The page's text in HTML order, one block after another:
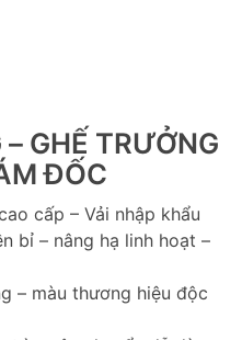
GHẾ TRƯỞNG
ĐỐC
cấp – Vải nhập khẩu
bỉ – nâng hạ linh hoạt –
– màu thương hiệu độc